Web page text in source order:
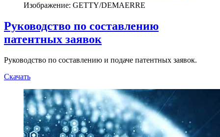
Изображение: GETTY/DEMAERRE
Руководство по составлению
патентных заявок
Руководство по составлению и подаче патентных заявок.
Скачать